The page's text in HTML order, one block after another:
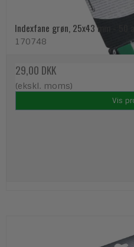
Indexfane grøn, 25x43 mm - 50
170748
29,00 DKK
(ekskl. moms)
Vis